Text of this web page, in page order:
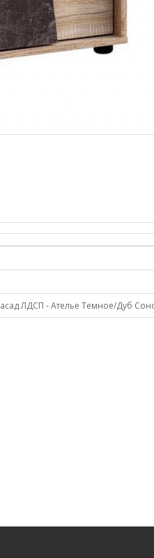
ЛДСП - Ателье Темное/Дуб